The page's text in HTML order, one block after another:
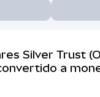
Silver Trust
a